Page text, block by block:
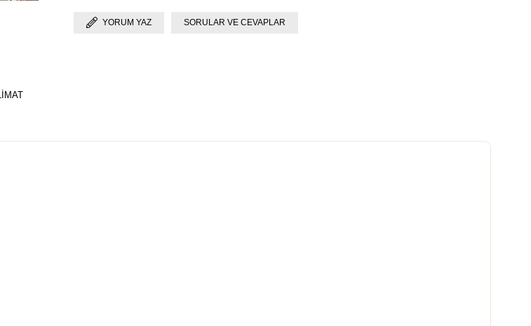
YORUM YAZ SORULAR VE CEVAPLAR